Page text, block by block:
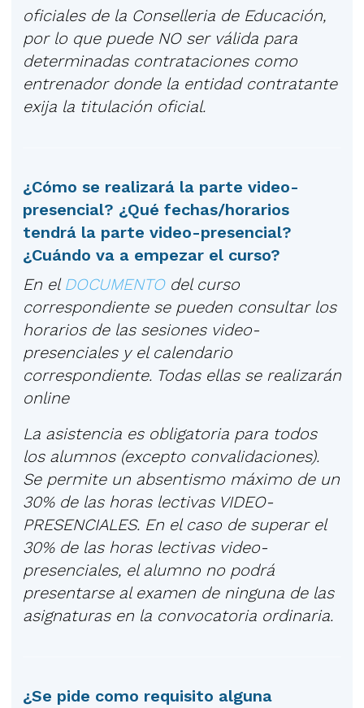
oficiales de la Conselleria de Educación,
por lo que puede NO ser válida para
determinadas contrataciones como
entrenador donde la entidad contratante
exija la titulación oficial.
¿Cómo se realizará la parte video-
presencial? ¿Qué fechas/horarios
tendrá la parte video-presencial?
¿Cuándo va a empezar el curso?
En el DOCUMENTOdel curso
correspondiente se pueden consultar los
horarios de las sesiones video-
presenciales y el calendario
correspondiente. Todas ellas se realizarán
online
La asistencia es obligatoria para todos
los alumnos (excepto convalidaciones).
Se permite un absentismo máximo de un
30% de las horas lectivas VIDEO-
PRESENCIALES. En el caso de superar el
30% de las horas lectivas video-
presenciales, el alumno no podrá
presentarse al examen de ninguna de las
asignaturas en la convocatoria ordinaria.
¿Se pide como requisito alguna